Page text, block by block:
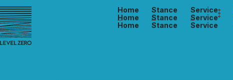
Home
Home
Home
Stance
Stance
Stance
Service
Service
Service